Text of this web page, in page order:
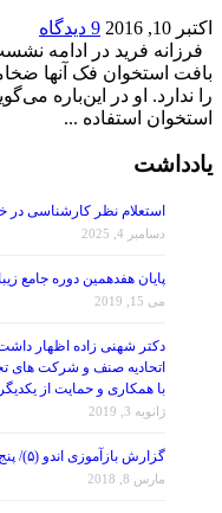
اکتبر 10, 2016
9 دیدگاه
فرزانه فرید در ادامه
بافت استخوان فک آنها
را ندارد. او در این‌باره
استخوان استفاده ...
یادداشت
استعلام نظر کارشناسی در
دسامبر 4, 2025
پایان هفدهمین دوره جامع
می 15, 2019
دکتر شهنی زاده اظهار
اتحادیه صنف و شرکت های
با همکاری و حمایت از
ژانویه 3, 2019
گزارش بازآموزی اندو (۵)/ پنج شنبه ۱۳۹۶/۰۹/۰۹
مارس 8, 2018